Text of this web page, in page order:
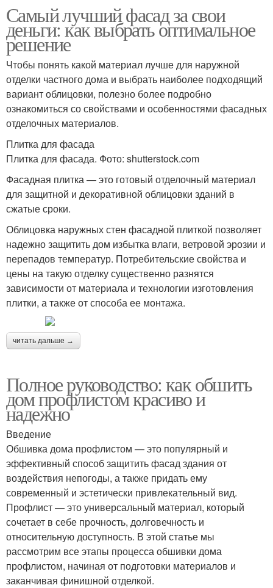
Самый лучший фасад за свои
деньги: как выбрать оптимальное
решение
Чтобы понять какой материал лучше для наружной
отделки частного дома и выбрать наиболее подходящий
вариант облицовки, полезно более подробно
ознакомиться со свойствами и особенностями фасадных
отделочных материалов.
Плитка для фасада
Плитка для фасада. Фото: shutterstock.com
Фасадная плитка — это готовый отделочный материал
для защитной и декоративной облицовки зданий в
сжатые сроки.
Облицовка наружных стен фасадной плиткой позволяет
надежно защитить дом избытка влаги, ветровой эрозии и
перепадов температур. Потребительские свойства и
цены на такую отделку существенно разнятся
зависимости от материала и технологии изготовления
плитки, а также от способа ее монтажа.
читать дальше →
Полное руководство: как обшить
дом профлистом красиво и
надежно
Введение
Обшивка дома профлистом — это популярный и
эффективный способ защитить фасад здания от
воздействия непогоды, а также придать ему
современный и эстетически привлекательный вид.
Профлист — это универсальный материал, который
сочетает в себе прочность, долговечность и
относительную доступность. В этой статье мы
рассмотрим все этапы процесса обшивки дома
профлистом, начиная от подготовки материалов и
заканчивая финишной отделкой.